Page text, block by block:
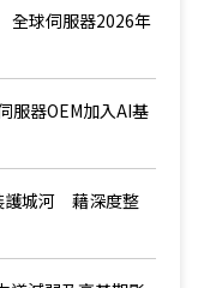
全球伺服器2026年
服器OEM加入AI基
護城河 藉深度整